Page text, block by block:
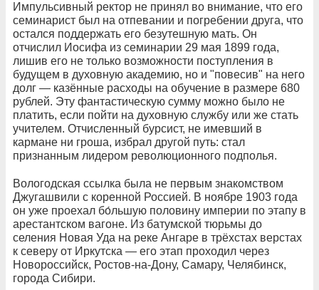
Импульсивный ректор не принял во внимание, что его
семинарист был на отпевании и погребении друга, что
остался поддержать его безутешную мать. Он
отчислил Иосифа из семинарии 29 мая 1899 года,
лишив его не только возможности поступления в
будущем в духовную академию, но и "повесив" на него
долг — казённые расходы на обучение в размере 680
рублей. Эту фантастическую сумму можно было не
платить, если пойти на духовную службу или же стать
учителем. Отчисленный бурсист, не имевший в
кармане ни гроша, избрал другой путь: стал
признанным лидером революционного подполья.
Вологодская ссылка была не первым знакомством
Джугашвили с коренной Россией. В ноябре 1903 года
он уже проехал бо́льшую половину империи по этапу в
арестантском вагоне. Из батумской тюрьмы до
селения Новая Уда на реке Ангаре в трёхстах верстах
к северу от Иркутска — его этап проходил через
Новороссийск, Ростов-на-Дону, Самару, Челябинск,
города Сибири.